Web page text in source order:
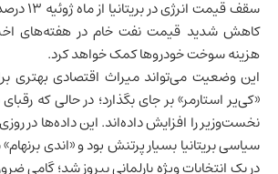
سقف قیمت
کاهش شدید قیمت نفت خام در هفته‌های
هزینه سوخت خودروها کمک خواهد کرد.
این وضعیت می‌تواند میراث اقتصادی بهتری
«کی‌یر استارمر» بر جای بگذارد؛ در حالی که
نخست‌وزیر را افزایش داده‌اند. این داده‌ها در
سیاسی بریتانیا بسیار پرتنش بود و «اندی
در یک انتخابات ویژه پارلمانی پیروز شد؛ گامی